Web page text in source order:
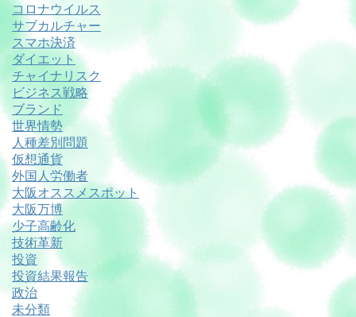
コロナウイルス
サブカルチャー
スマホ決済
ダイエット
チャイナリスク
ビジネス戦略
ブランド
世界情勢
人種差別問題
仮想通貨
外国人労働者
大阪オススメスポット
大阪万博
少子高齢化
技術革新
投資
投資結果報告
政治
未分類